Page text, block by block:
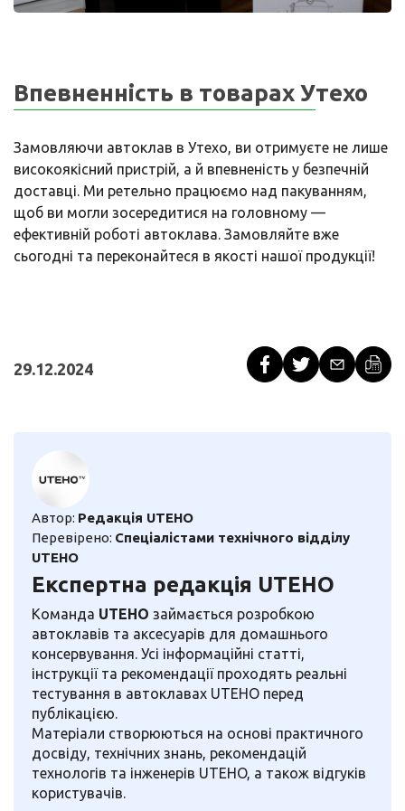
Впевненність в товарах Утехо
Замовляючи автоклав в Утехо, ви отримуєте не лише
високоякісний пристрій, а й впевненість у безпечній
доставці. Ми ретельно працюємо над пакуванням,
щоб ви могли зосередитися на головному —
ефективній роботі автоклава. Замовляйте вже
сьогодні та переконайтеся в якості нашої продукції!
29.12.2024
Автор: Редакція UTEHO
Перевірено: Спеціалістами технічного відділу
UTEHO
Експертна редакція UTEHO
Команда UTEHO займається розробкою
автоклавів та аксесуарів для домашнього
консервування. Усі інформаційні статті,
інструкції та рекомендації проходять реальні
тестування в автоклавах UTEHO перед
публікацією.
Матеріали створюються на основі практичного
досвіду, технічних знань, рекомендацій
технологів та інженерів UTEHO, а також відгуків
користувачів.